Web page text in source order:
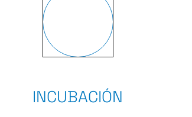
INCUBACIÓN